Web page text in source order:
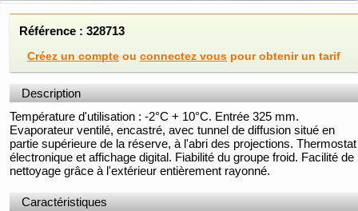
Référence : 328713
Créez un compte ou connectez vous pour obtenir un tarif
Description
Température d'utilisation : -2°C + 10°C. Entrée 325 mm.
Evaporateur ventilé, encastré, avec tunnel de diffusion situé en
partie supérieure de la réserve, à l'abri des projections. Thermostat
électronique et affichage digital. Fiabilité du groupe froid. Facilité de
nettoyage grâce à l'extérieur entièrement rayonné.
Caractéristiques